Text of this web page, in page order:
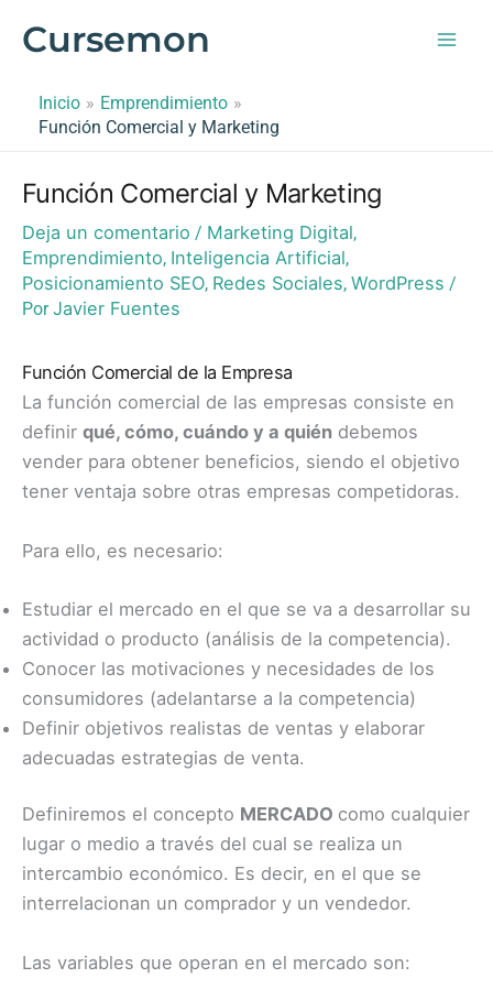
Cursemon
Inicio
Emprendimiento
Función Comercial y Marketing
Función Comercial y Marketing
Deja un comentario / Marketing Digital,
Emprendimiento, Inteligencia Artificial,
Posicionamiento SEO, Redes Sociales, WordPress /
PorJavier Fuentes
Función Comercial de la Empresa
La función comercial de las empresas consiste en
definir qué, cómo, cuándo y a quién debemos
vender para obtener beneficios, siendo el objetivo
tener ventaja sobre otras empresas competidoras.
Para ello, es necesario:
Estudiar el mercado en el que se va a desarrollar su
actividad o producto (análisis de la competencia).
Conocer las motivaciones y necesidades de los
consumidores (adelantarse a la competencia)
Definir objetivos realistas de ventas y elaborar
adecuadas estrategias de venta.
Definiremos el concepto MERCADO como cualquier
lugar o medio a través del cual se realiza un
intercambio económico. Es decir, en el que se
interrelacionan un comprador y un vendedor.
Las variables que operan en el mercado son: